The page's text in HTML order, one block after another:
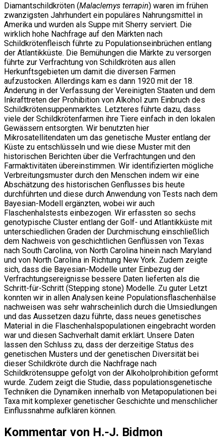
Diamantschildkröten (Malaclemys terrapin) waren im frühen
zwanzigsten Jahrhundert ein populäres Nahrungsmittel in
Amerika und wurden als Suppe mit Sherry serviert. Die
wirklich hohe Nachfrage auf den Märkten nach
Schildkrötenfleisch führte zu Populationseinbrüchen entlang
der Atlantikküste. Die Bemühungen die Märkte zu versorgen
führte zur Verfrachtung von Schildkröten aus allen
Herkunftsgebieten um damit die diversen Farmen
aufzustocken. Allerdings kam es dann 1920 mit der 18.
Änderung in der Verfassung der Vereinigten Staaten und dem
Inkrafttreten der Prohibition von Alkohol zum Einbruch des
Schildkrötensuppenmarktes. Letzteres führte dazu, dass
viele der Schildkrötenfarmen ihre Tiere einfach in den lokalen
Gewässern entsorgten. Wir benutzten hier
Mikrosatellitendaten um das genetische Muster entlang der
Küste zu entschlüsseln und wie diese Muster mit den
historischen Berichten über die Verfrachtungen und den
Farmaktivitäten übereinstimmen. Wir identifizierten mögliche
Verbreitungsmuster durch den Menschen indem wir eine
Abschätzung des historischen Genflusses bis heute
durchführten und diese durch Anwendung von Tests nach dem
Bayesian-Modell ergänzten, wobei wir auch
Flaschenhalstests einbezogen. Wir erfassten so sechs
genotypische Cluster entlang der Golf- und Atlantikküste mit
unterschiedlichen Graden der Durchmischung einschließlich
dem Nachweis von geschichtlichen Genflüssen von Texas
nach South Carolina, von North Carolina hinein nach Maryland
und von North Carolina in Richtung New York. Zudem zeigte
sich, dass die Bayesian-Modelle unter Einbezug der
Verfrachtungsereignisse bessere Daten lieferten als die
Schritt-für-Schritt (Stepping stone) Modelle. Zu guter Letzt
konnten wir in allen Analysen keine Populationsflaschenhälse
nachweisen was sehr wahrscheinlich durch die Umsiedlungen
und das Aussetzen dazu führte, dass neues genetisches
Material in die Flaschenhalspopulationen eingebracht worden
war und diesen Sachverhalt damit erklärt. Unsere Daten
lassen den Schluss zu, dass der derzeitige Status des
genetischen Musters und der genetischen Diversität bei
dieser Schildkröte durch die Nachfrage nach
Schildkrötensuppe gefolgt von der Alkoholprohibition geformt
wurde. Zudem zeigt die Studie, dass populationsgenetische
Techniken die Dynamiken innerhalb von Metapopulationen bei
Taxa mit komplexer genetischer Geschichte und menschlicher
Einflussnahme aufklären können.
Kommentar von H.-J. Bidmon